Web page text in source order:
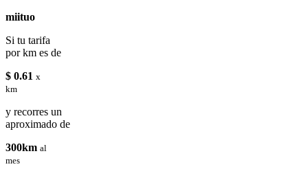
miituo
Si tu tarifa
por km es de
$ 0.61 x
km
y recorres un
aproximado de
300km al
mes